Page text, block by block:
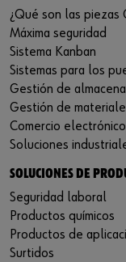
¿Qué son las piezas
Máxima seguridad
Sistema Kanban
Sistemas para los
Gestión de
Gestión de
Comercio electrónico
Soluciones
SOLUCIONES DE
Seguridad laboral
Productos químicos
Productos de
Surtidos